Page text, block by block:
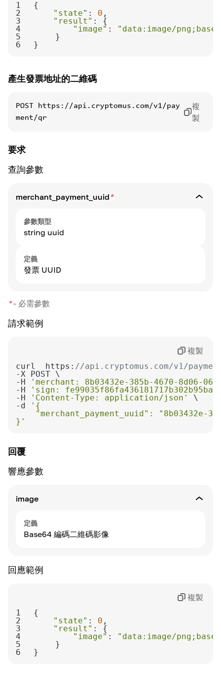
1
2
"state" : 0
3
"result"
4
"image" :
"data:image/
5
6
}
產生發票地址的二維碼
POST
https://api.cryptomus.com/v1/pay
ment/qr
複
製
要求
查詢參數
merchant_payment_uuid*
參數類型
string uuid
定義
發票 UUID
*- 必需參數
請求範例
curl  https: //api.cryptomus.com/v1/
-H
'merchant: 8b03432e-385b-4670-8d06-
-H
'sign:
-H
'Content-Type: application/json'
-d
}'
複製
回覆
響應參數
image
定義
Base64 編碼二維碼影像
回應範例
1
2
"state" : 0
3
"result"
4
"image" :
"data:image/
5
6
}
複製